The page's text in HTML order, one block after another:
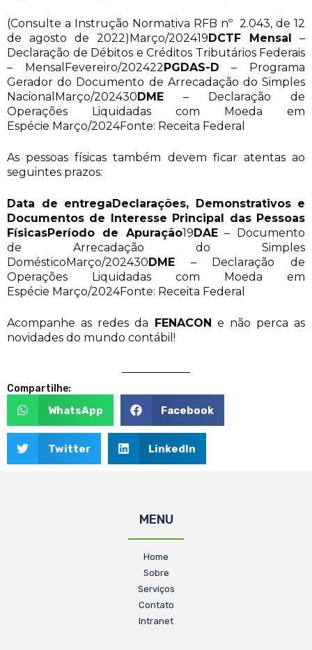
(Consulte a Instrução Normativa RFB nº 2.043, de 12
de agosto de 2022)Março/202419 DCTF Mensal
–
Declaração de Débitos e Créditos Tributários Federais
– MensalFevereiro/202422 PGDAS-D – Programa
Gerador do Documento de Arrecadação do Simples
NacionalMarço/202430 DME – Declaração de
Operações Liquidadas com Moeda em
Espécie Março/2024Fonte: Receita Federal
As pessoas físicas também devem ficar atentas ao
seguintes prazos:
Data de entrega Declarações, Demonstrativos e
Documentos de Interesse Principal das Pessoas
FísicasPeríodo de Apuração19 DAE– Documento
de Arrecadação do Simples
DomésticoMarço/202430 DME – Declaração de
Operações Liquidadas com Moeda em
Espécie Março/2024Fonte: Receita Federal
Acompanhe as redes da FENACON e não perca as
novidades do mundo contábil!
Compartilhe:
WhatsApp Facebook
Twitter LinkedIn
MENU
Home
Sobre
Serviços
Contato
Intranet